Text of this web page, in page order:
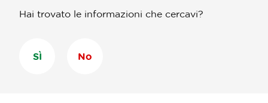
Hai trovato le informazioni che cercavi?
SÌ No